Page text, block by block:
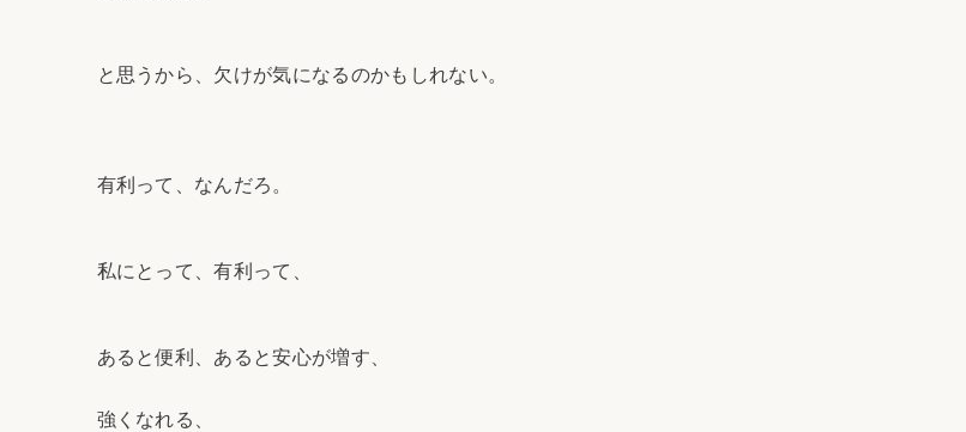
と思うから、欠けが気になるのかもしれない。
有利って、なんだろ。
私にとって、有利って、
あると便利、あると安心が増す、
強くなれる、